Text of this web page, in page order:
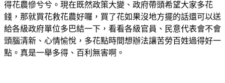
得花農慘兮兮。現在既然政策大變、政府帶頭希望大家多花
錢，那就買花救花農好囉，買了花如果沒地方擺的話還可以送
給各級政府單位多巴結一下，看看各級官員、民意代表會不會
頭腦清新、心情愉悅，多花點時間想辦法讓苦勞百姓過得好一
點。真是一舉多得、百利無害啊。